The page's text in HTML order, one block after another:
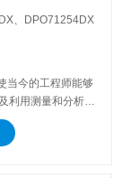
、DPO71254DX
当今的工程师能够
利用测量和分析工